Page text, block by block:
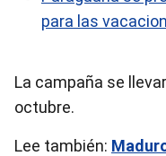
para las
La campaña se
octubre.
Lee también: